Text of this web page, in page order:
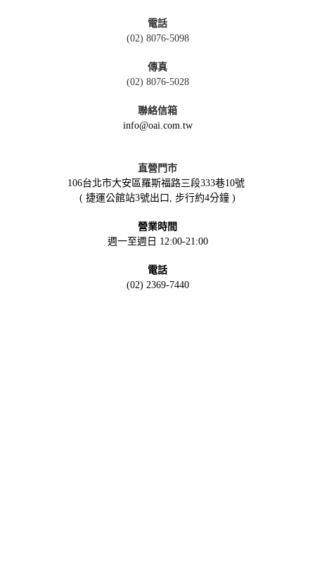
電話
(02) 8076-5098
傳真
(02) 8076-5028
聯絡信箱
info@oai.com.tw
直營門市
106台北市大安區羅斯福路三段333巷10號
( 捷運公館站3號出口, 步行約4分鐘 )
營業時間
週一至週日 12:00-21:00
電話
(02) 2369-7440